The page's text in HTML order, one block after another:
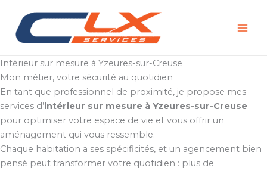
contenu
Intérieur sur mesure à Yzeures-sur-Creuse
Mon métier, votre sécurité au quotidien
En tant que professionnel de proximité, je propose mes
services d’intérieur sur mesure à Yzeures-sur-Creuse
pour optimiser votre espace de vie et vous offrir un
aménagement qui vous ressemble.
Chaque habitation a ses spécificités, et un agencement bien
pensé peut transformer votre quotidien : plus de